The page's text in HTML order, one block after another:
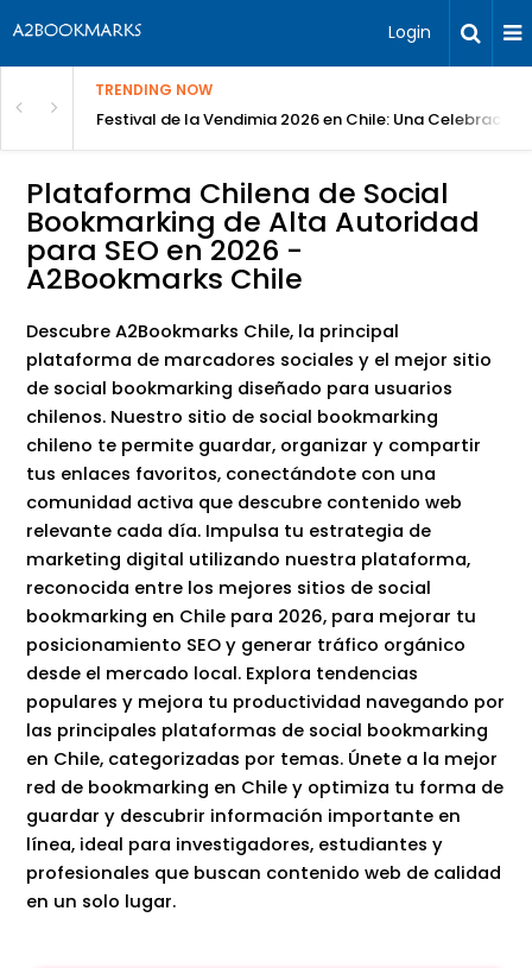
Login
TRENDING NOW
Festival de la Vendimia 2026 en Chile: Una Celebración
Plataforma Chilena de Social
Bookmarking de Alta Autoridad
para SEO en 2026 -
A2Bookmarks Chile
Descubre A2Bookmarks Chile, la principal
plataforma de marcadores sociales y el mejor sitio
de social bookmarking diseñado para usuarios
chilenos. Nuestro sitio de social bookmarking
chileno te permite guardar, organizar y compartir
tus enlaces favoritos, conectándote con una
comunidad activa que descubre contenido web
relevante cada día. Impulsa tu estrategia de
marketing digital utilizando nuestra plataforma,
reconocida entre los mejores sitios de social
bookmarking en Chile para 2026, para mejorar tu
posicionamiento SEO y generar tráfico orgánico
desde el mercado local. Explora tendencias
populares y mejora tu productividad navegando por
las principales plataformas de social bookmarking
en Chile, categorizadas por temas. Únete a la mejor
red de bookmarking en Chile y optimiza tu forma de
guardar y descubrir información importante en
línea, ideal para investigadores, estudiantes y
profesionales que buscan contenido web de calidad
en un solo lugar.